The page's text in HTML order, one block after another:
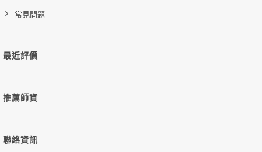
常見問題
最近評價
推薦師資
聯絡資訊